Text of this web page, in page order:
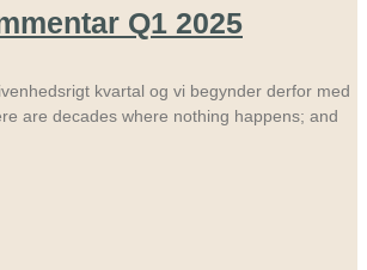
Q1 2025
kvartal og vi begynder derfor med
are decades where nothing happens; and